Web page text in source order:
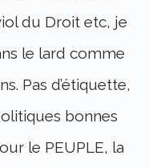
du Droit etc, je
le lard comme
Pas d’étiquette,
bonnes
le PEUPLE, la